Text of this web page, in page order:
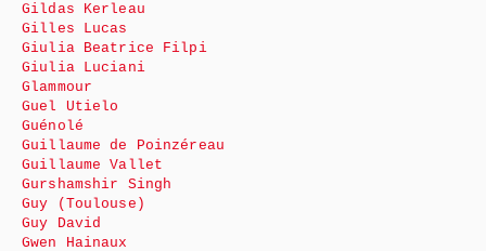
Gildas Kerleau
Gilles Lucas
Giulia Beatrice Filpi
Giulia Luciani
Glammour
Guel Utielo
Guénolé
Guillaume de Poinzéreau
Guillaume Vallet
Gurshamshir Singh
Guy (Toulouse)
Guy David
Gwen Hainaux